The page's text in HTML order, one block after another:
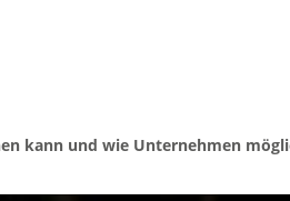
kann und wie Unternehmen